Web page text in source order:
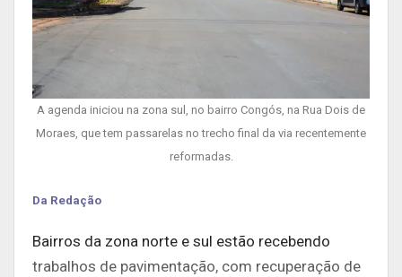
A agenda iniciou na zona sul, no bairro Congós, na Rua Dois de
Moraes, que tem passarelas no trecho final da via recentemente
reformadas.
Da Redação
Bairros da zona norte e sul estão recebendo
trabalhos de pavimentação, com recuperação de